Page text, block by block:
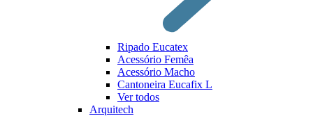
Ripado Eucatex
Acessório Femêa
Acessório Macho
Cantoneira Eucafix L
Ver todos
Arquitech